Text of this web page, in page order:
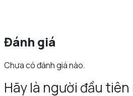
Đánh giá
Chưa có đánh giá nào.
Hãy là người đầu